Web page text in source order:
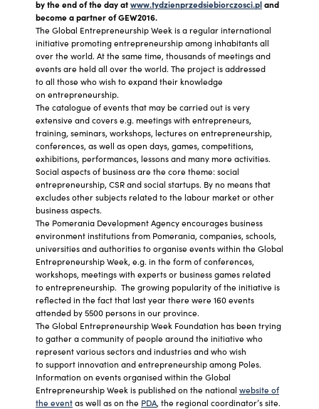
by the end of the day atwww.tydzienprzedsiebiorczosci.pland
become a partner of GEW2016.
The Global Entrepreneurship Week is a regular international
initiative promoting entrepreneurship among inhabitants all
over the world. At the same time, thousands of meetings and
events are held all over the world. The project is addressed
to all those who wish to expand their knowledge
on entrepreneurship.
The catalogue of events that may be carried out is very
extensive and covers e.g. meetings with entrepreneurs,
training, seminars, workshops, lectures on entrepreneurship,
conferences, as well as open days, games, competitions,
exhibitions, performances, lessons and many more activities.
Social aspects of business are the core theme: social
entrepreneurship, CSR and social startups. By no means that
excludes other subjects related to the labour market or other
business aspects.
The Pomerania Development Agency encourages business
environment institutions from Pomerania, companies, schools,
universities and authorities to organise events within the Global
Entrepreneurship Week, e.g. in the form of conferences,
workshops, meetings with experts or business games related
to entrepreneurship. The growing popularity of the initiative is
reflected in the fact that last year there were 160 events
attended by 5500 persons in our province.
The Global Entrepreneurship Week Foundation has been trying
to gather a community of people around the initiative who
represent various sectors and industries and who wish
to support innovation and entrepreneurship among Poles.
Information on events organised within the Global
Entrepreneurship Week is published on the national website of
the eventas well as on the PDA, the regional coordinator’s site.